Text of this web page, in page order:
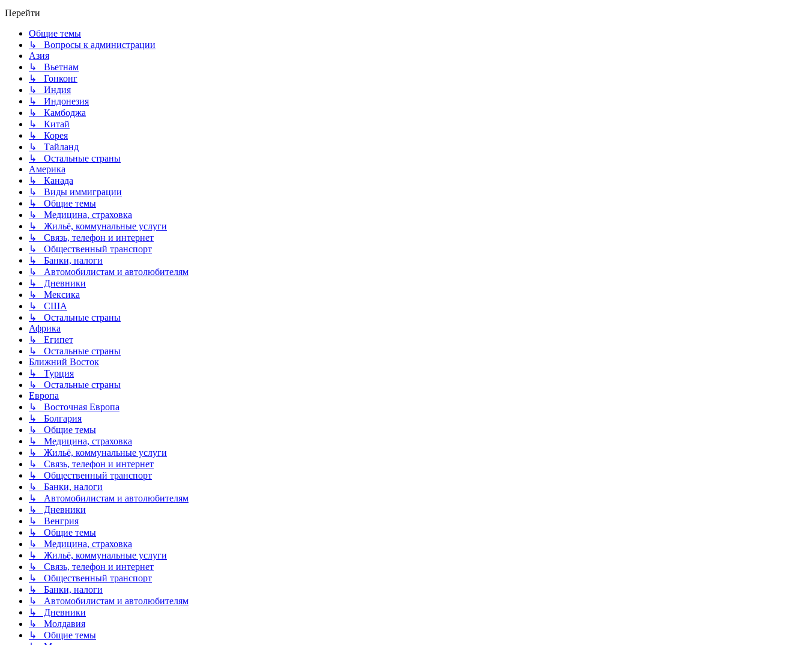
Перейти
Общие темы
↳ Вопросы к администрации
Азия
↳ Вьетнам
↳ Гонконг
↳ Индия
↳ Индонезия
↳ Камбоджа
↳ Китай
↳ Корея
↳ Тайланд
↳ Остальные страны
Америка
↳ Канада
↳ Виды иммиграции
↳ Общие темы
↳ Медицина, страховка
↳ Жильё, коммунальные услуги
↳ Связь, телефон и интернет
↳ Общественный транспорт
↳ Банки, налоги
↳ Автомобилистам и автолюбителям
↳ Дневники
↳ Мексика
↳ США
↳ Остальные страны
Африка
↳ Египет
↳ Остальные страны
Ближний Восток
↳ Турция
↳ Остальные страны
Европа
↳ Восточная Европа
↳ Болгария
↳ Общие темы
↳ Медицина, страховка
↳ Жильё, коммунальные услуги
↳ Связь, телефон и интернет
↳ Общественный транспорт
↳ Банки, налоги
↳ Автомобилистам и автолюбителям
↳ Дневники
↳ Венгрия
↳ Общие темы
↳ Медицина, страховка
↳ Жильё, коммунальные услуги
↳ Связь, телефон и интернет
↳ Общественный транспорт
↳ Банки, налоги
↳ Автомобилистам и автолюбителям
↳ Дневники
↳ Молдавия
↳ Общие темы